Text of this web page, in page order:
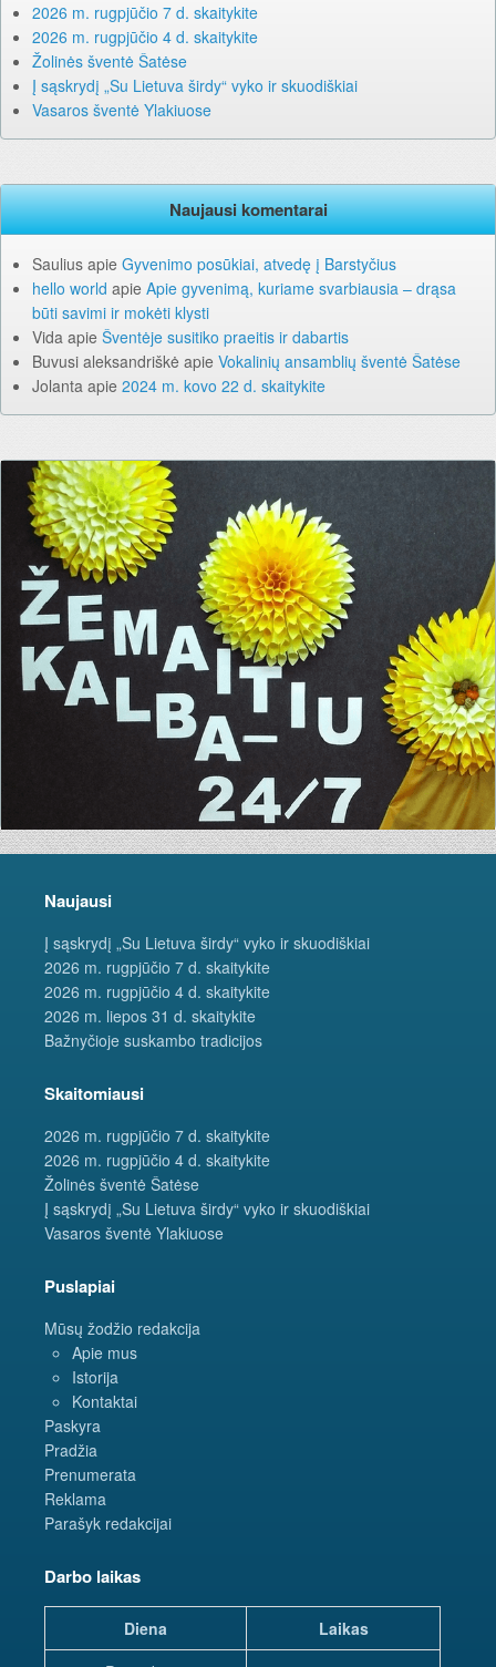
2026 m. rugpjūčio 7 d. skaitykite
2026 m. rugpjūčio 4 d. skaitykite
Žolinės šventė Šatėse
Į sąskrydį „Su Lietuva širdy“ vyko ir skuodiškiai
Vasaros šventė Ylakiuose
Naujausi komentarai
Saulius apie Gyvenimo posūkiai, atvedę į Barstyčius
hello world apie Apie gyvenimą, kuriame svarbiausia – drąsa
būti savimi ir mokėti klysti
Vida apie Šventėje susitiko praeitis ir dabartis
Buvusi aleksandriškė apie Vokalinių ansamblių šventė Šatėse
Jolanta apie 2024 m. kovo 22 d. skaitykite
Naujausi
Į sąskrydį „Su Lietuva širdy“ vyko ir skuodiškiai
2026 m. rugpjūčio 7 d. skaitykite
2026 m. rugpjūčio 4 d. skaitykite
2026 m. liepos 31 d. skaitykite
Bažnyčioje suskambo tradicijos
Skaitomiausi
2026 m. rugpjūčio 7 d. skaitykite
2026 m. rugpjūčio 4 d. skaitykite
Žolinės šventė Šatėse
Į sąskrydį „Su Lietuva širdy“ vyko ir skuodiškiai
Vasaros šventė Ylakiuose
Puslapiai
Mūsų žodžio redakcija
Apie mus
Istorija
Kontaktai
Paskyra
Pradžia
Prenumerata
Reklama
Parašyk redakcijai
Darbo laikas
Diena
Laikas